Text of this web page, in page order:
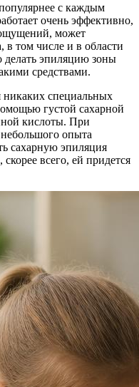
с каждым
очень эффективно,
может
в том числе и в области
делать эпиляцию зоны
средствами.
никаких специальных
густой сахарной
кислоты. При
опыта
сахарную эпиляция
всего, ей придется